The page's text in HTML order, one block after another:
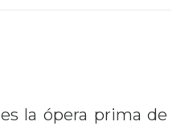
es la ópera prima de